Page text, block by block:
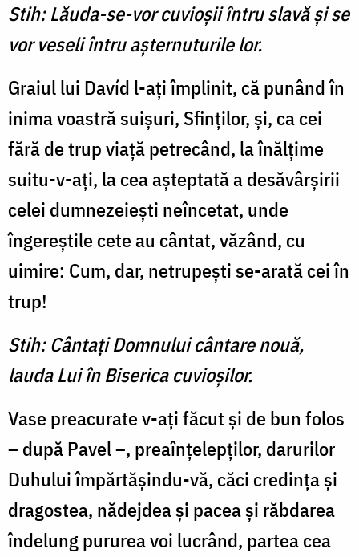
Stih: Lăuda-se-vor cuvioșii întru slavă și se
vor veseli întru așternuturile lor.
Graiul lui Davíd l-aţi împlinit, că punând în
inima voastră suişuri, Sfinţilor, şi, ca cei
fără de trup viaţă petrecând, la înălţime
suitu-v-aţi, la cea aşteptată a desăvârşirii
celei dumnezeieşti neîncetat, unde
îngereştile cete au cântat, văzând, cu
uimire: Cum, dar, netrupeşti se-arată cei în
trup!
Stih: Cântați Domnului cântare nouă,
lauda Lui în Biserica cuvioșilor.
Vase preacurate v-aţi făcut şi de bun folos
– după Pavel –, preaînţelepţilor, darurilor
Duhului împărtăşindu-vă, căci credinţa şi
dragostea, nădejdea şi pacea şi răbdarea
îndelung pururea voi lucrând, partea cea